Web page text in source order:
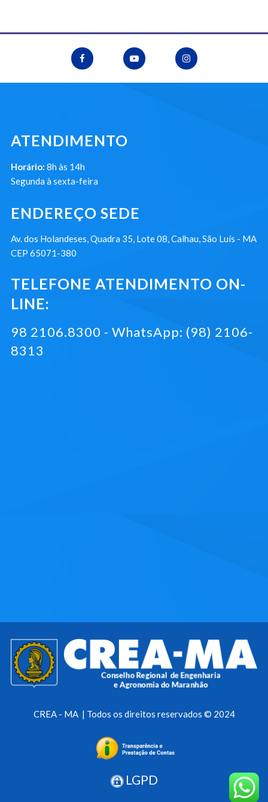
ATENDIMENTO
Horário: 8h às 14h
Segunda à sexta-feira
ENDEREÇO SEDE
Av. dos Holandeses, Quadra 35, Lote 08, Calhau, São Luís - MA
CEP 65071-380
TELEFONE ATENDIMENTO ON-
LINE:
98 2106.8300 - WhatsApp: (98) 2106-
8313
CREA - MA | Todos os direitos reservados © 2024
LGPD